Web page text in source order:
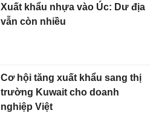
Xuất khẩu nhựa vào Úc: Dư địa
vẫn còn nhiều
Cơ hội tăng xuất khẩu sang thị
trường Kuwait cho doanh
nghiệp Việt